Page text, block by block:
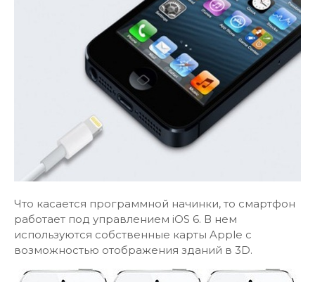
Что касается программной начинки, то смартфон
работает под управлением iOS 6. В нем
используются собственные карты Apple с
возможностью отображения зданий в 3D.